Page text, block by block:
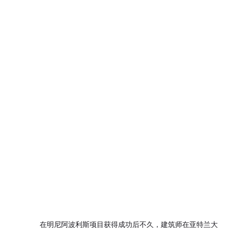
在明尼阿波利斯项目获得成功后不久，建筑师在亚特兰大